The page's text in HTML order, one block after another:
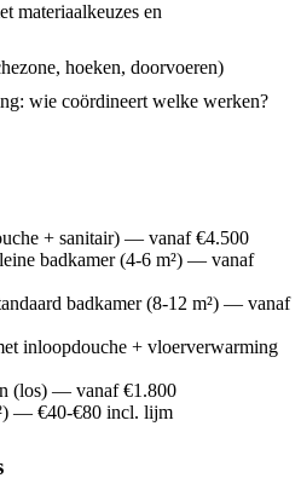
materiaalkeuzes en
hoeken, doorvoeren)
wie coördineert welke werken?
+ sanitair) — vanaf €4.500
badkamer (4-6 m²) — vanaf
badkamer (8-12 m²) — vanaf
inloopdouche + vloerverwarming
(los) — vanaf €1.800
— €40-€80 incl. lijm